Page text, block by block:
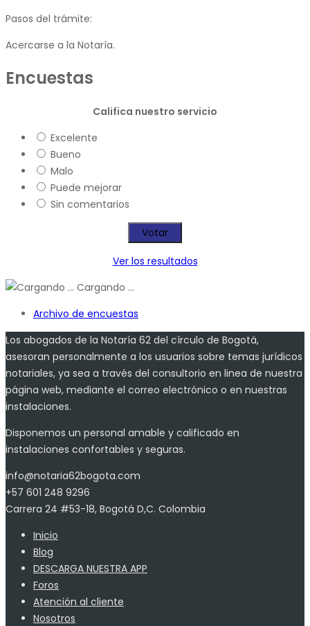
Pasos del trámite:
Acercarse a la Notaría.
Encuestas
Califica nuestro servicio
Excelente
Bueno
Malo
Puede mejorar
Sin comentarios
Ver los resultados
Cargando ...
Archivo de encuestas
Los abogados de la Notaría 62 del círculo de Bogotá,
asesoran personalmente a los usuarios sobre temas jurídicos
notariales, ya sea a través del consultorio en linea de nuestra
página web, mediante el correo electrónico o en nuestras
instalaciones.
Disponemos un personal amable y calificado en
instalaciones confortables y seguras.
info@notaria62bogota.com
+57 601 248 9296
Carrera 24 #53-18, Bogotá D,C. Colombia
Inicio
Blog
DESCARGA NUESTRA APP
Foros
Atención al cliente
Nosotros